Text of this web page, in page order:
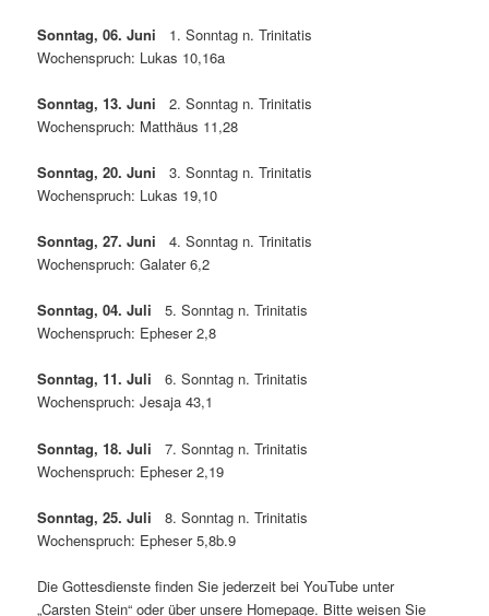
Sonntag, 06. Juni
1. Sonntag n. Trinitatis
Wochenspruch: Lukas 10,16a
Sonntag, 13. Juni 2. Sonntag n. Trinitatis
Wochenspruch: Matthäus 11,28
Sonntag, 20. Juni 3. Sonntag n. Trinitatis
Wochenspruch: Lukas 19,10
Sonntag, 27. Juni
4. Sonntag n. Trinitatis
Wochenspruch: Galater 6,2
Sonntag, 04. Juli
5. Sonntag n. Trinitatis
Wochenspruch: Epheser 2,8
Sonntag, 11. Juli 6. Sonntag n. Trinitatis
Wochenspruch: Jesaja 43,1
Sonntag, 18. Juli
7. Sonntag n. Trinitatis
Wochenspruch: Epheser 2,19
Sonntag, 25. Juli 8. Sonntag n. Trinitatis
Wochenspruch: Epheser 5,8b.9
Die Gottesdienste finden Sie jederzeit bei YouTube unter
„Carsten Stein“ oder über unsere Homepage. Bitte weisen Sie